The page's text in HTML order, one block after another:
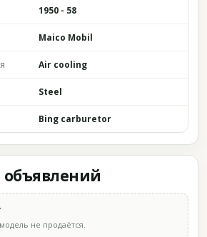
1950 - 58
Maico Mobil
Air cooling
Steel
Bing carburetor
не продаётся.